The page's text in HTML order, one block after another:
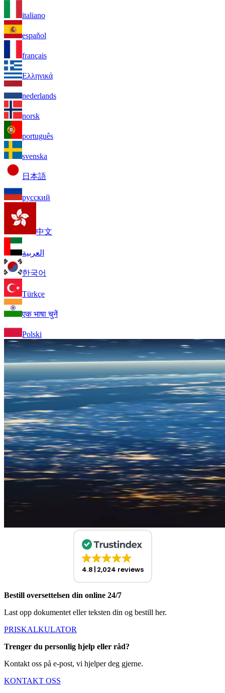
italiano
español
français
Ελληνικά
nederlands
norsk
português
svenska
日本語
русский
中文
العربية
한국어
Türkçe
एक भाषा चुनें
Polski
4.8 2,024 reviews
Bestill oversettelsen din online 24/7
Last opp dokumentet eller teksten din og bestill her.
PRISKALKULATOR
Trenger du personlig hjelp eller råd?
Kontakt oss på e-post, vi hjelper deg gjerne.
KONTAKT OSS